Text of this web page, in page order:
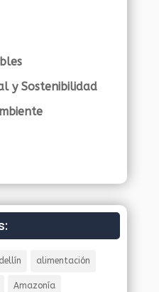
y Sostenibilidad
alimentación
Amazonía